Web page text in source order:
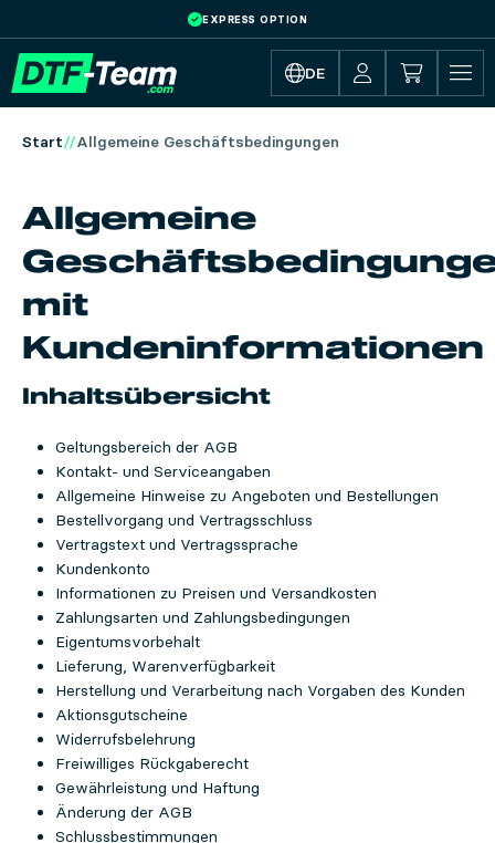
Skip to main content
EXPRESS OPTION
DE
Start Allgemeine Geschäftsbedingungen
Allgemeine
mit
Kundeninformationen
Inhaltsübersicht
Geltungsbereich der AGB
Kontakt- und Serviceangaben
Allgemeine Hinweise zu Angeboten und Bestellungen
Bestellvorgang und Vertragsschluss
Vertragstext und Vertragssprache
Kundenkonto
Informationen zu Preisen und Versandkosten
Zahlungsarten und Zahlungsbedingungen
Eigentumsvorbehalt
Lieferung, Warenverfügbarkeit
Herstellung und Verarbeitung nach Vorgaben des Kunden
Aktionsgutscheine
Widerrufsbelehrung
Freiwilliges Rückgaberecht
Gewährleistung und Haftung
Änderung der AGB
Schlussbestimmungen